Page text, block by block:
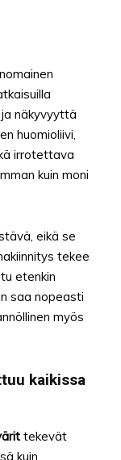
näkyvyyttä
huomioliivi,
irrotettava
kuin moni
eikä se
tekee
etenkin
saa nopeasti
myös
kaikissa
tekevät
kuin